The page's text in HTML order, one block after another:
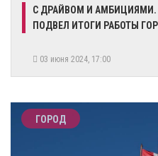
​С ДРАЙВОМ И АМБИЦИЯМИ.
ПОДВЕЛ ИТОГИ РАБОТЫ
03 июня 2024, 17:00
ГОРОД